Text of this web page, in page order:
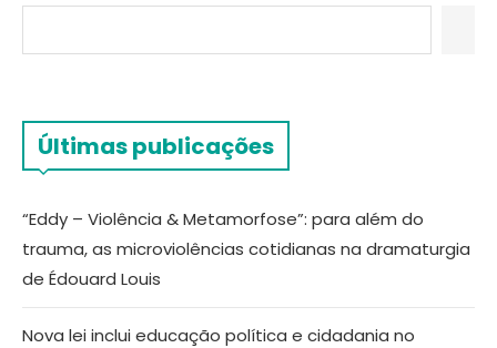
Últimas publicações
“Eddy – Violência & Metamorfose”: para além do
trauma, as microviolências cotidianas na dramaturgia
de Édouard Louis
Nova lei inclui educação política e cidadania no